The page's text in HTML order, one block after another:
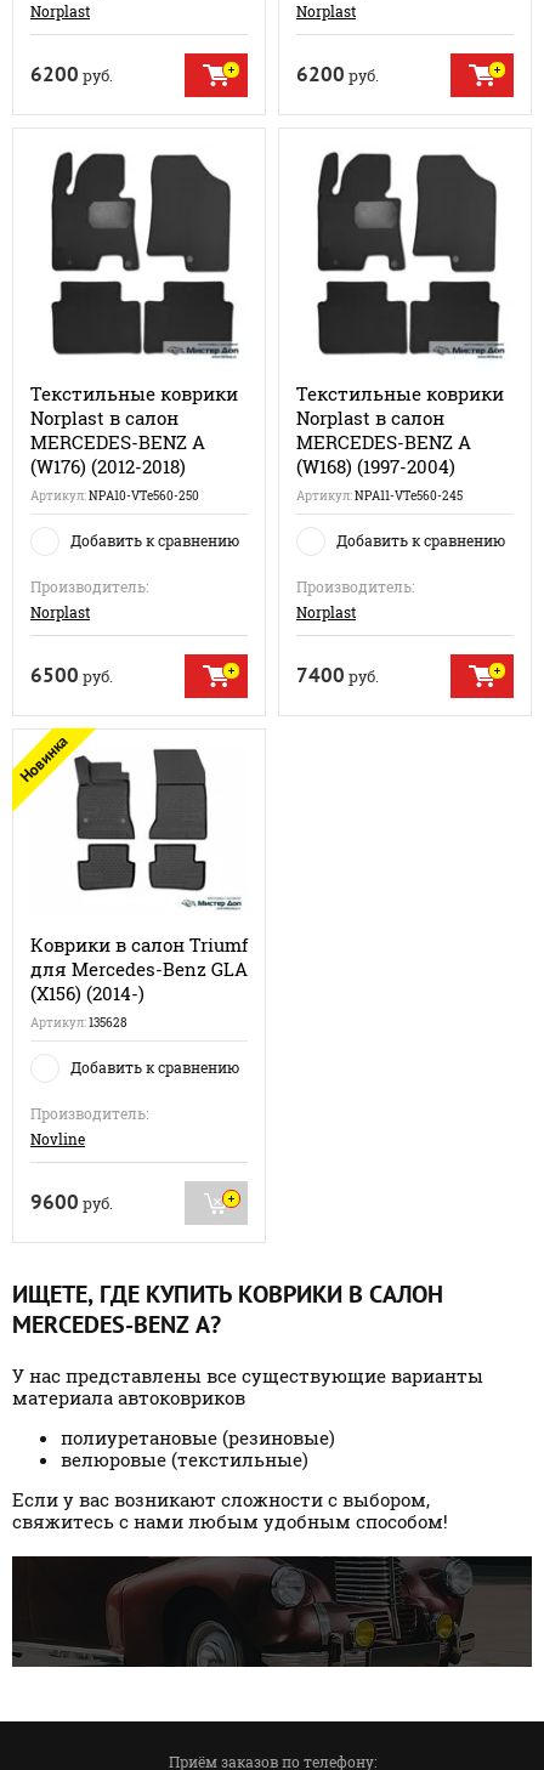
Norplast
6200 руб.
Norplast
6200 руб.
Текстильные коврики
Norplast в салон
MERCEDES-BENZ A
(W176) (2012-2018)
Артикул:NPA10-VTe560-250
Добавить к сравнению
Производитель:
Norplast
6500 руб.
Текстильные коврики
Norplast в салон
MERCEDES-BENZ A
(W168) (1997-2004)
Артикул:NPA11-VTe560-245
Добавить к сравнению
Производитель:
Norplast
7400 руб.
Новинка
Коврики в салон Triumf
для Mercedes-Benz GLA
(X156) (2014-)
Артикул:135628
Добавить к сравнению
Производитель:
Novline
9600 руб.
ИЩЕТЕ, ГДЕ КУПИТЬ КОВРИКИ В САЛОН
MERCEDES-BENZ A?
У нас представлены все существующие варианты
материала автоковриков
полиуретановые (резиновые)
велюровые (текстильные)
Если у вас возникают сложности с выбором,
свяжитесь с нами любым удобным способом!
Приём заказов по телефону: